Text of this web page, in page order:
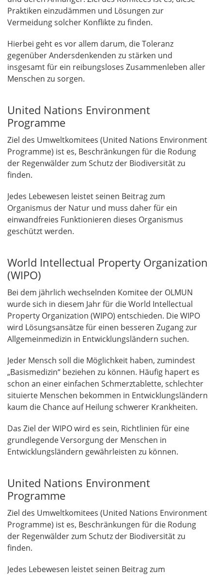
Praktiken einzudämmen und Lösungen zur
Vermeidung solcher Konflikte zu finden.
Hierbei geht es vor allem darum, die Toleranz
gegenüber Andersdenkenden zu stärken und
insgesamt für ein reibungsloses Zusammenleben aller
Menschen zu sorgen.
United Nations Environment
Programme
Ziel des Umweltkomitees (United Nations Environment
Programme) ist es, Beschränkungen für die Rodung
der Regenwälder zum Schutz der Biodiversität zu
finden.
Jedes Lebewesen leistet seinen Beitrag zum
Organismus der Natur und muss daher für ein
einwandfreies Funktionieren dieses Organismus
geschützt werden.
World Intellectual Property Organization
(WIPO)
Bei dem jährlich wechselnden Komitee der OLMUN
wurde sich in diesem Jahr für die World Intellectual
Property Organization (WIPO) entschieden. Die WIPO
wird Lösungsansätze für einen besseren Zugang zur
Allgemeinmedizin in Entwicklungsländern suchen.
Jeder Mensch soll die Möglichkeit haben, zumindest
„Basismedizin“ beziehen zu können. Häufig hapert es
schon an einer einfachen Schmerztablette, schlechter
situierte Menschen bekommen in Entwicklungsländern
kaum die Chance auf Heilung schwerer Krankheiten.
Das Ziel der WIPO wird es sein, Richtlinien für eine
grundlegende Versorgung der Menschen in
Entwicklungsländern gewährleisten zu können.
United Nations Environment
Programme
Ziel des Umweltkomitees (United Nations Environment
Programme) ist es, Beschränkungen für die Rodung
der Regenwälder zum Schutz der Biodiversität zu
finden.
Jedes Lebewesen leistet seinen Beitrag zum